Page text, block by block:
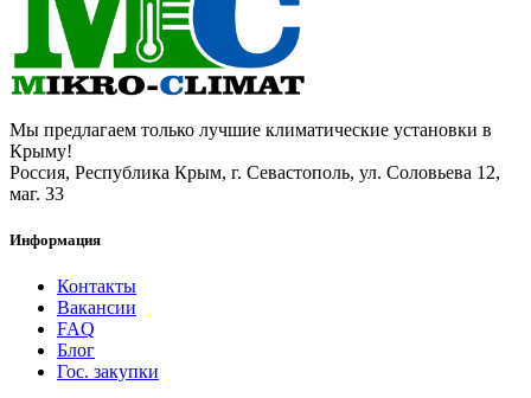
Мы предлагаем только лучшие климатические установки в
Крыму!
Россия, Республика Крым, г. Севастополь, ул. Соловьева 12,
маг. 33
Информация
Контакты
Вакансии
FAQ
Блог
Гос. закупки